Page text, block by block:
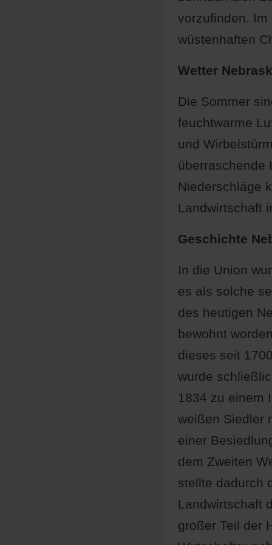
vorzufinden. Im
wüstenhaften
Wetter
Die Sommer
feuchtwarme
und
überraschende
Niederschläge
Landwirtschaft
Geschichte
In die Union
es als solche
des heutigen
bewohnt
dieses seit
wurde
1834 zu einem
weißen Siedler
einer
dem Zweiten
stellte dadurch
Landwirtschaft
großer Teil der